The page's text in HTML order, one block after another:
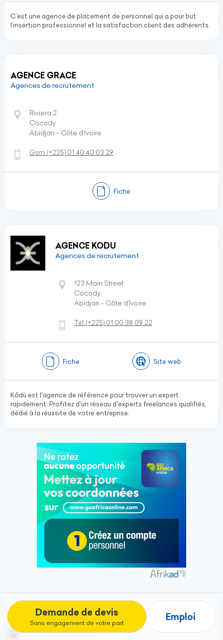
Demande de devis
Sans engagement de votre part
Emploi
C’est une agence de placement de personnel qui a pour but
l’insertion professionnel et la satisfaction client des adhérents.
AGENCE GRACE
Agences de recrutement
Riviera 2
Cocody
Abidjan - Côte d’Ivoire
Gsm:(+225) 01 40 40 03 29
Fiche
AGENCE KODU
Agences de recrutement
123 Main Street
Cocody
Abidjan - Côte d’Ivoire
Tel:(+225) 01 00 38 09 22
Fiche Site web
Kôdù est l'agence de référence pour trouver un expert
rapidement. Profitez d'un réseau d'experts freelances qualifiés,
dédié à la réussite de votre entreprise.
AGENCE MOTOWN
Agences de recrutement